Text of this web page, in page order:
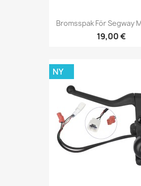
Bromsspak För Segway
19,00 €
NY